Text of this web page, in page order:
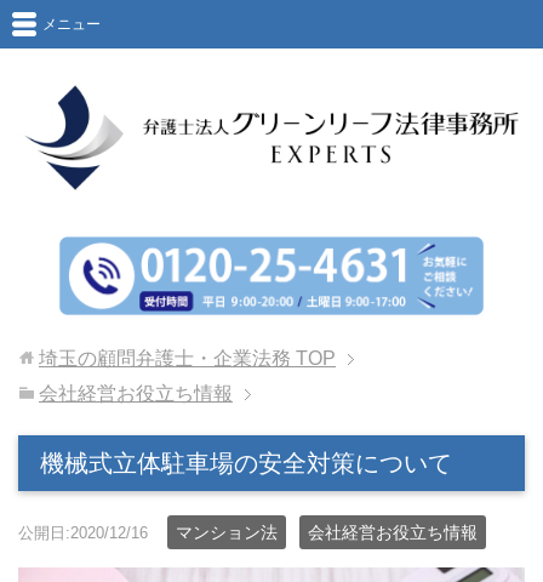
メニュー
埼玉の顧問弁護士・企業法務 TOP
会社経営お役立ち情報
機械式立体駐車場の安全対策について
公開日:2020/12/16 マンション法 会社経営お役立ち情報